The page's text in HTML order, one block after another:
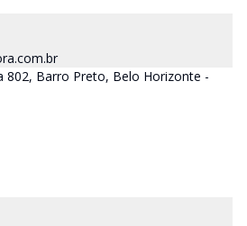
802, Barro Preto, Belo Horizonte -